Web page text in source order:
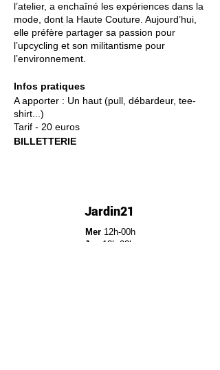
l’atelier, a enchaîné les expériences dans la
mode, dont la Haute Couture. Aujourd’hui,
elle préfère partager sa passion pour
l’upcycling et son militantisme pour
l’environnement.
Infos pratiques
A apporter : Un haut (pull, débardeur, tee-
shirt...)
Tarif - 20 euros
BILLETTERIE
Jardin21
Mer12h-00h
Jeu 12h-02h